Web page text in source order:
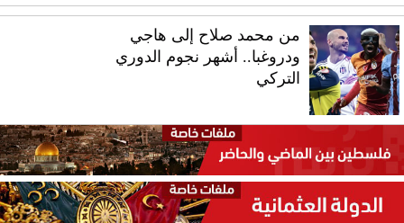
من محمد صلاح إلى هاجي
ودروغبا.. أشهر نجوم الدوري
التركي